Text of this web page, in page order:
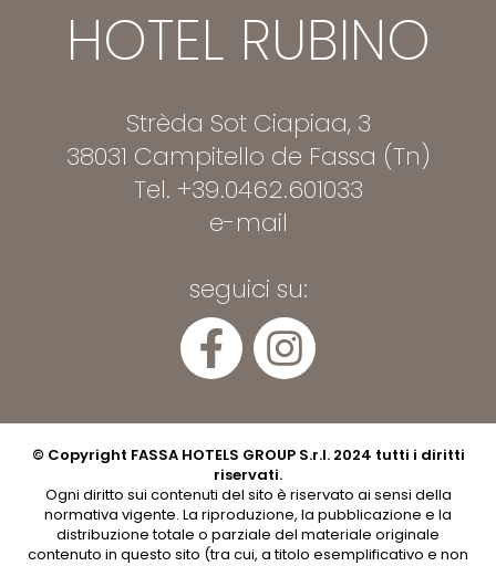
HOTEL RUBINO
Strèda Sot Ciapiaa, 3
38031 Campitello de Fassa (Tn)
Tel. +39.0462.601033
e-mail
seguici su:
© Copyright FASSA HOTELS GROUP S.r.l. 2024 tutti i diritti
riservati.
Ogni diritto sui contenuti del sito è riservato ai sensi della
normativa vigente. La riproduzione, la pubblicazione e la
distribuzione totale o parziale del materiale originale
contenuto in questo sito (tra cui, a titolo esemplificativo e non